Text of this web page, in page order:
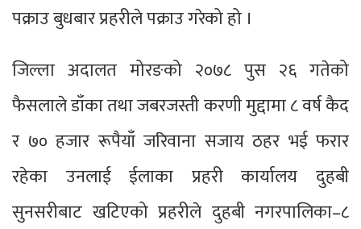
पक्राउ बुधबार प्रहरीले पक्राउ गरेको हो ।
जिल्ला अदालत मोरङको २०७८ पुस २६ गतेको
फैसलाले डाँका तथा जबरजस्ती करणी मुद्दामा ८ वर्ष कैद
र ७० हजार रूपैयाँ जरिवाना सजाय ठहर भई फरार
रहेका उनलाई ईलाका प्रहरी कार्यालय दुहबी
सुनसरीबाट खटिएको प्रहरीले दुहबी नगरपालिका–८